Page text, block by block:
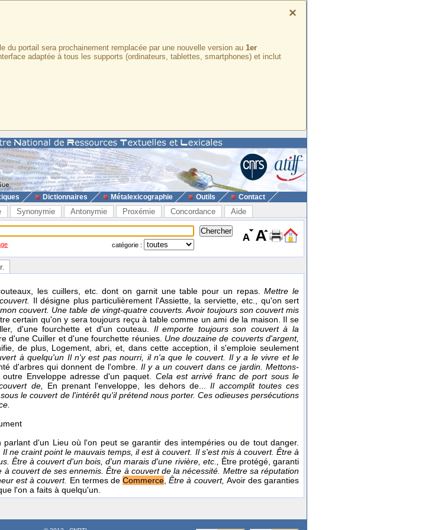
×
portail sera prochainement remplacée par une nouvelle version au 1er
adaptée à tous les supports (ordinateurs, tablettes, smartphones) et inclut
Dictionnaires Métalexicographie Outils Contact
Synonymie Antonymie Proxémie Concordance Aide
catégorie :
les cuillers, etc. dont on garnit une table pour un repas.Mettre le
Il désigne plus particulièrement l'Assiette, la serviette, etc., qu'on sert
couvert. Une table de vingt-quatre couverts.Avoir toujours son couvert mis
certain qu'on y sera toujours reçu à table comme un ami de la maison. Il se
d'une fourchette et d'un couteau. Il emporte toujours son couvert à la
d'une Cuiller et d'une fourchette réunies. Une douzaine de couverts d'argent,
de plus, Logement, abri, et, dans cette acception, il s'emploie seulement
à quelqu'un Il n'y est pas nourri, il n'a que le couvert. Il y a le vivre et le
d'arbres qui donnent de l'ombre. Il y a un couvert dans ce jardin. Mettons-
Enveloppe adresse d'un paquet. Cela est arrivé franc de port sous le
de, En prenant l'enveloppe, les dehors de...Il accomplit toutes ces
le couvert de l'intérêt qu'il prétend nous porter. Ces odieuses persécutions
parlant d'un Lieu où l'on peut se garantir des intempéries ou de tout danger.
ne craint point le mauvais temps, il est à couvert. Il s'est mis à couvert. Être à
Être à couvert d'un bois, d'un marais d'une rivière, etc., Être protégé, garanti
à couvert de ses ennemis. Être à couvert de la nécessité. Mettre sa réputation
est à couvert. En termes deCommerce,Être à couvert, Avoir des garanties
l'on a faits à quelqu'un.